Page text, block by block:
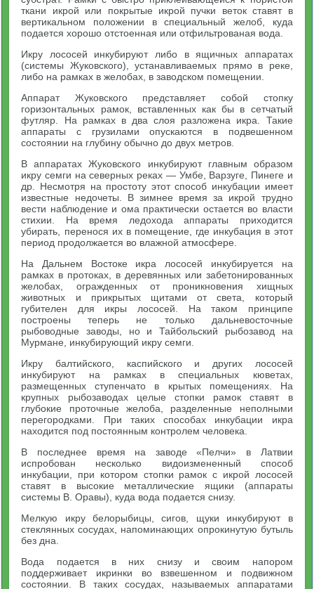
ткани икрой или покрытые икрой пучки веток ставят в
вертикальном положении в специальный желоб, куда
подается хорошо отстоенная или отфильтрованая вода.
Икру лососей инкубируют либо в ящичных аппаратах
(системы Жуковского), устанавливаемых прямо в реке,
либо на рамках в желобах, в заводском помещении.
Аппарат Жуковского представляет собой стопку
горизонтальных рамок, вставленных как бы в сетчатый
футляр. На рамках в два слоя разложена икра. Такие
аппараты с грузилами опускаются в подвешенном
состоянии на глубину обычно до двух метров.
В аппаратах Жуковского инкубируют главным образом
икру семги на северных реках — Умбе, Варзуге, Пинеге и
др. Несмотря на простоту этот способ инкубации имеет
известные недочеты. В зимнее время за икрой трудно
вести наблюдение и ома практически остается во власти
стихии. На время ледохода аппараты приходится
убирать, перенося их в помещение, где инкубация в этот
период продолжается во влажной атмосфере.
На Дальнем Востоке икра лососей инкубируется на
рамках в протоках, в деревянных или забетонированных
желобах, огражденных от проникновения хищных
животных и прикрытых щитами от света, который
губителен для икры лососей. На таком принципе
построены теперь не только дальневосточные
рыбоводные заводы, но и Тайбольский рыбозавод на
Мурмане, инкубирующий икру семги.
Икру балтийского, каспийского и других лососей
инкубируют на рамках в специальных кюветах,
размещенных ступенчато в крытых помещениях. На
крупных рыбозаводах целые стопки рамок ставят в
глубокие проточные желоба, разделенные неполными
перегородками. При таких способах инкубации икра
находится под постоянным контролем человека.
В последнее время на заводе «Пелчи» в Латвии
испробован несколько видоизмененный способ
инкубации, при котором стопки рамок с икрой лососей
ставят в высокие металлические ящики (аппараты
системы В. Оравы), куда вода подается снизу.
Мелкую икру белорыбицы, сигов, щуки инкубируют в
стеклянных сосудах, напоминающих опрокинутую бутыль
без дна.
Вода подается в них снизу и своим напором
поддерживает икринки во взвешенном и подвижном
состоянии. В таких сосудах, называемых аппаратами